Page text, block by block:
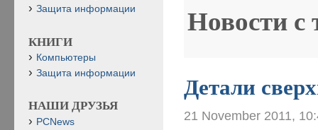
Новости с
Детали
21 November 2011,
Защита информации
КНИГИ
Компьютеры
Защита информации
НАШИ ДРУЗЬЯ
PCNews